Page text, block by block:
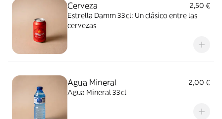
Cerveza
2,50 €
Estrella Damm 33cl: Un clásico entre las
cervezas
Agua Mineral
2,00 €
Agua Mineral 33cl